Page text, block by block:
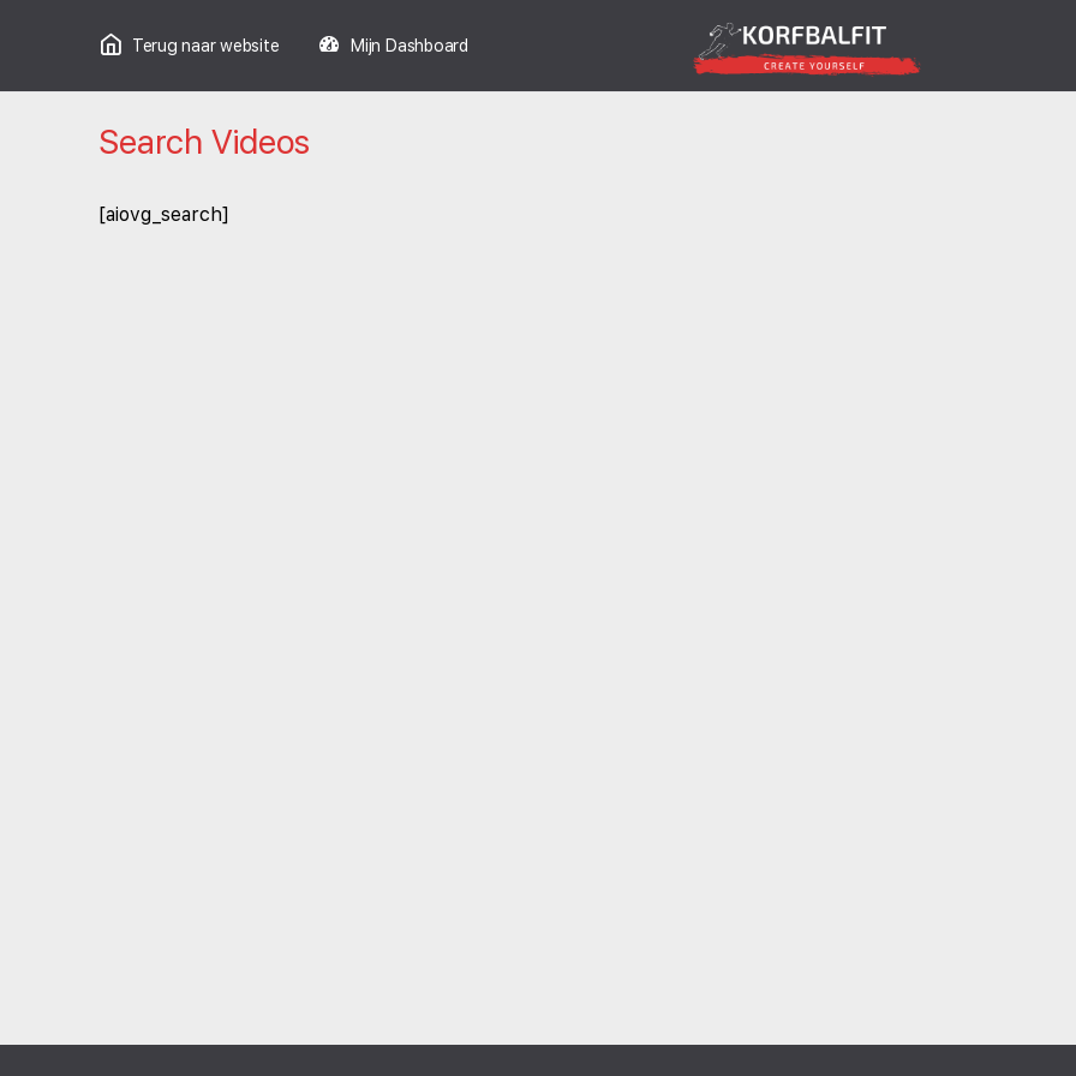
Terug naar website Mijn Dashboard
Search Videos
[aiovg_search]